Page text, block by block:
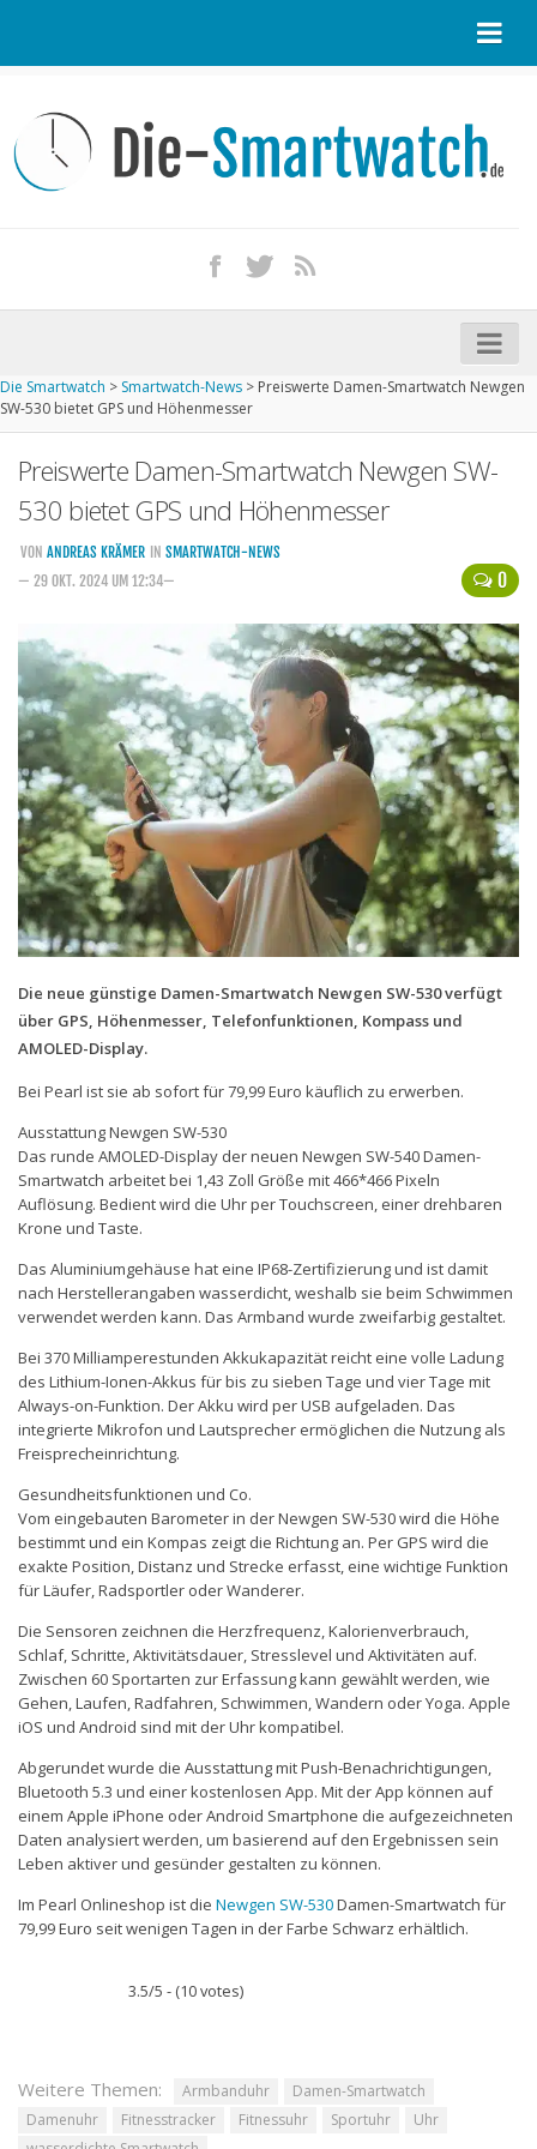
Kontakt / Tipp geben
Impressum
iPhone kaufen
Startseite
Kommende Smartwatches
Handytarife
Smartphonetarife
Datentarife
o2
Smartphonetarife
Prepaid-Tarife
Datentarife
Flatrate-Prepaidtarife
Mobilfunk-Vergleichsrechner
Mobilfunk-Tarifrechner
Flatrate-Datentarife
Die Smartwatch > Smartwatch-News > Preiswerte Damen-Smartwatch Newgen
SW-530 bietet GPS und Höhenmesser
Preiswerte Damen-Smartwatch Newgen SW-
530 bietet GPS und Höhenmesser
0
VON ANDREAS KRÄMER IN SMARTWATCH-NEWS
— 29 OKT. 2024 UM 12:34—
Die neue günstige Damen-Smartwatch Newgen SW-530 verfügt
über GPS, Höhenmesser, Telefonfunktionen, Kompass und
AMOLED-Display.
Bei Pearl ist sie ab sofort für 79,99 Euro käuflich zu erwerben.
Ausstattung Newgen SW-530
Das runde AMOLED-Display der neuen Newgen SW-540 Damen-
Smartwatch arbeitet bei 1,43 Zoll Größe mit 466*466 Pixeln
Auflösung. Bedient wird die Uhr per Touchscreen, einer drehbaren
Krone und Taste.
Das Aluminiumgehäuse hat eine IP68-Zertifizierung und ist damit
nach Herstellerangaben wasserdicht, weshalb sie beim Schwimmen
verwendet werden kann. Das Armband wurde zweifarbig gestaltet.
Bei 370 Milliamperestunden Akkukapazität reicht eine volle Ladung
des Lithium-Ionen-Akkus für bis zu sieben Tage und vier Tage mit
Always-on-Funktion. Der Akku wird per USB aufgeladen. Das
integrierte Mikrofon und Lautsprecher ermöglichen die Nutzung als
Freisprecheinrichtung.
Gesundheitsfunktionen und Co.
Vom eingebauten Barometer in der Newgen SW-530 wird die Höhe
bestimmt und ein Kompas zeigt die Richtung an. Per GPS wird die
exakte Position, Distanz und Strecke erfasst, eine wichtige Funktion
für Läufer, Radsportler oder Wanderer.
Die Sensoren zeichnen die Herzfrequenz, Kalorienverbrauch,
Schlaf, Schritte, Aktivitätsdauer, Stresslevel und Aktivitäten auf.
Zwischen 60 Sportarten zur Erfassung kann gewählt werden, wie
Gehen, Laufen, Radfahren, Schwimmen, Wandern oder Yoga. Apple
iOS und Android sind mit der Uhr kompatibel.
Abgerundet wurde die Ausstattung mit Push-Benachrichtigungen,
Bluetooth 5.3 und einer kostenlosen App. Mit der App können auf
einem Apple iPhone oder Android Smartphone die aufgezeichneten
Daten analysiert werden, um basierend auf den Ergebnissen sein
Leben aktiver und gesünder gestalten zu können.
Im Pearl Onlineshop ist die Newgen SW-530Damen-Smartwatch für
79,99 Euro seit wenigen Tagen in der Farbe Schwarz erhältlich.
3.5/5 - (10 votes)
Weitere Themen: Armbanduhr
Damen-Smartwatch
Damenuhr
Fitnesstracker Fitnessuhr Sportuhr
Uhr